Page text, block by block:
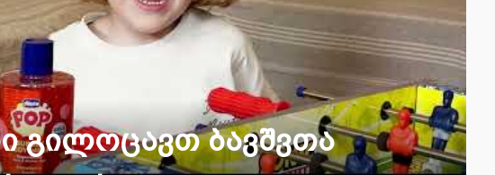
გილოცავთ ბავშვთა